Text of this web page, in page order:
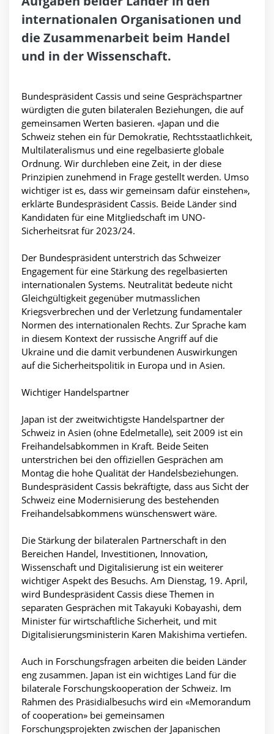
internationalen Organisationen und
die Zusammenarbeit beim Handel
und in der Wissenschaft.
Bundespräsident Cassis und seine Gesprächspartner
würdigten die guten bilateralen Beziehungen, die auf
gemeinsamen Werten basieren. «Japan und die
Schweiz stehen ein für Demokratie, Rechtsstaatlichkeit,
Multilateralismus und eine regelbasierte globale
Ordnung. Wir durchleben eine Zeit, in der diese
Prinzipien zunehmend in Frage gestellt werden. Umso
wichtiger ist es, dass wir gemeinsam dafür einstehen»,
erklärte Bundespräsident Cassis. Beide Länder sind
Kandidaten für eine Mitgliedschaft im UNO-
Sicherheitsrat für 2023/24.
Der Bundespräsident unterstrich das Schweizer
Engagement für eine Stärkung des regelbasierten
internationalen Systems. Neutralität bedeute nicht
Gleichgültigkeit gegenüber mutmasslichen
Kriegsverbrechen und der Verletzung fundamentaler
Normen des internationalen Rechts. Zur Sprache kam
in diesem Kontext der russische Angriff auf die
Ukraine und die damit verbundenen Auswirkungen
auf die Sicherheitspolitik in Europa und in Asien.
Wichtiger Handelspartner
Japan ist der zweitwichtigste Handelspartner der
Schweiz in Asien (ohne Edelmetalle), seit 2009 ist ein
Freihandelsabkommen in Kraft. Beide Seiten
unterstrichen bei den offiziellen Gesprächen am
Montag die hohe Qualität der Handelsbeziehungen.
Bundespräsident Cassis bekräftigte, dass aus Sicht der
Schweiz eine Modernisierung des bestehenden
Freihandelsabkommens wünschenswert wäre.
Die Stärkung der bilateralen Partnerschaft in den
Bereichen Handel, Investitionen, Innovation,
Wissenschaft und Digitalisierung ist ein weiterer
wichtiger Aspekt des Besuchs. Am Dienstag, 19. April,
wird Bundespräsident Cassis diese Themen in
separaten Gesprächen mit Takayuki Kobayashi, dem
Minister für wirtschaftliche Sicherheit, und mit
Digitalisierungsministerin Karen Makishima vertiefen.
Auch in Forschungsfragen arbeiten die beiden Länder
eng zusammen. Japan ist ein wichtiges Land für die
bilaterale Forschungskooperation der Schweiz. Im
Rahmen des Präsidialbesuchs wird ein «Memorandum
of cooperation» bei gemeinsamen
Forschungsprojekten zwischen der Japanischen